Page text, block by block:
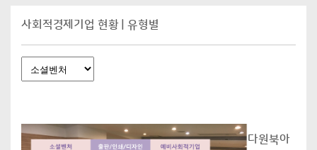
사회적경제기업 현황 | 유형별
다원북아